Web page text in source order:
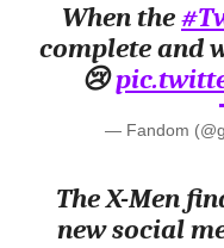
When the
complete and
😢
— Fandom
The X-Men
new social